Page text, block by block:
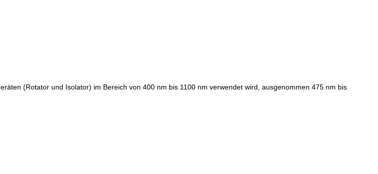
(Rotator und Isolator) im Bereich von 400 nm bis 1100 nm verwendet wird, ausgenommen 475 nm bis